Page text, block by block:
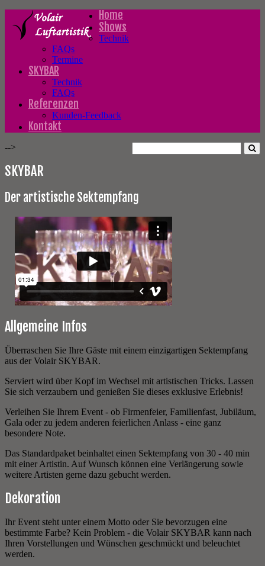
Home
Shows
Technik
FAQs
Termine
SKYBAR
Technik
FAQs
Referenzen
Kunden-Feedback
Kontakt
-->
SKYBAR
Der artistische Sektempfang
Allgemeine Infos
Überraschen Sie Ihre Gäste mit einem einzigartigen Sektempfang
aus der Volair SKYBAR.
Serviert wird über Kopf im Wechsel mit artistischen Tricks. Lassen
Sie sich verzaubern und genießen Sie dieses exklusive Erlebnis!
Verleihen Sie Ihrem Event - ob Firmenfeier, Familienfast, Jubiläum,
Gala oder zu jedem anderen feierlichen Anlass - eine ganz
besondere Note.
Das Standardpaket beinhaltet einen Sektempfang von 30 - 40 min
mit einer Artistin. Auf Wunsch können eine Verlängerung sowie
weitere Artisten gerne dazu gebucht werden.
Dekoration
Ihr Event steht unter einem Motto oder Sie bevorzugen eine
bestimmte Farbe? Kein Problem - die Volair SKYBAR kann nach
Ihren Vorstellungen und Wünschen geschmückt und beleuchtet
werden.